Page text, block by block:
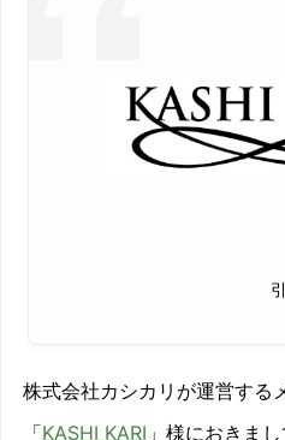
株式会社カシカリが運営する
「KASHI KARI 」様におきま